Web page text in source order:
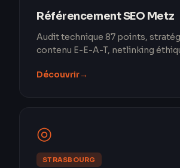
Référencement SEO Metz
Audit technique 87 points,
contenu E-E-A-T, netlinking
Découvrir→
◎
STRASBOURG